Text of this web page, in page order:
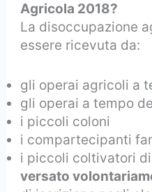
Agricola 2018?
La disoccupazione
essere ricevuta da:
gli operai agricoli a
gli operai a tempo
i piccoli coloni
i compartecipanti
i piccoli coltivatori
versato